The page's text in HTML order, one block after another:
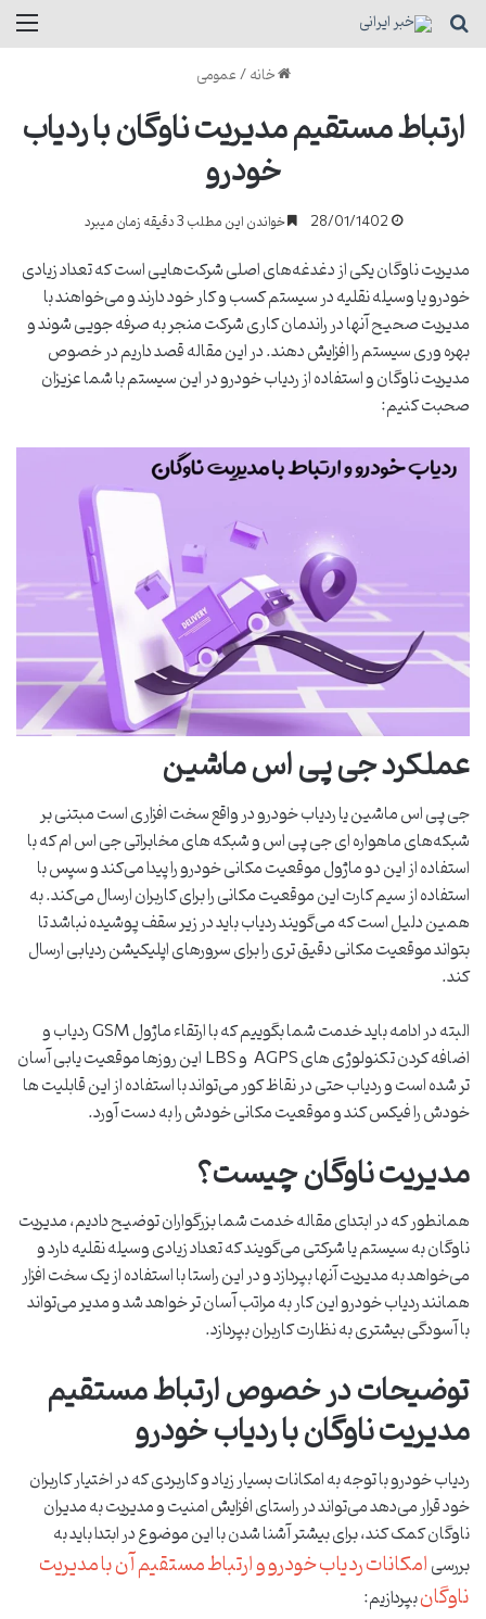
جستجو برای
خانه/عمومی
ارتباط مستقیم مدیریت ناوگان با ردیاب
خودرو
28/01/1402 خواندن این مطلب 3 دقیقه زمان میبرد
مدیریت ناوگان یکی از دغدغه‌های اصلی شرکت‌هایی است که تعداد زیادی
خودرو یا وسیله نقلیه در سیستم کسب و کار خود دارند و می‌خواهند با
مدیریت صحیح آنها در راندمان کاری شرکت منجر به صرفه جویی شوند و
بهره وری سیستم را افزایش دهند. در این مقاله قصد داریم در خصوص
مدیریت ناوگان و استفاده از ردیاب خودرو در این سیستم با شما عزیزان
صحبت کنیم:
عملکرد جی پی اس ماشین
جی پی اس ماشین یا ردیاب خودرو در واقع سخت افزاری است مبتنی بر
شبکه‌های ماهواره ای جی پی اس و شبکه های مخابراتی جی اس ام که با
استفاده از این دو ماژول موقعیت مکانی خودرو را پیدا می‌کند و سپس با
استفاده از سیم کارت این موقعیت مکانی را برای کاربران ارسال می‌کند. به
همین دلیل است که می‌گویند ردیاب باید در زیر سقف پوشیده نباشد تا
بتواند موقعیت مکانی دقیق تری را برای سرورهای اپلیکیشن ردیابی ارسال
کند.
البته در ادامه باید خدمت شما بگوییم که با ارتقاء ماژول GSM ردیاب و
اضافه کردن تکنولوژی های AGPS و LBS این روزها موقعیت یابی آسان
تر شده است و ردیاب حتی در نقاظ کور می‌تواند با استفاده از این قابلیت ها
خودش را فیکس کند و موقعیت مکانی خودش را به دست آورد.
مدیریت ناوگان چیست؟
همانطور که در ابتدای مقاله خدمت شما بزرگواران توضیح دادیم، مدیریت
ناوگان به سیستم یا شرکتی می‌گویند که تعداد زیادی وسیله نقلیه دارد و
می‌‎خواهد به مدیریت آنها بپردازد و در این راستا با استفاده از یک سخت افزار
همانند ردیاب خودرو این کار به مراتب آسان تر خواهد شد و مدیر می‌تواند
با آسودگی بیشتری به نظارت کاربران بپردازد.
توضیحات در خصوص ارتباط مستقیم
مدیریت ناوگان با ردیاب خودرو
ردیاب خودرو با توجه به امکانات بسیار زیاد و کاربردی که در اختیار کاربران
خود قرار می‌دهد می‌تواند در راستای افزایش امنیت و مدیریت به مدیران
ناوگان کمک کند، برای بیشتر آشنا شدن با این موضوع در ابتدا باید به
بررسیامکانات ردیاب خودرو و ارتباط مستقیم آن با مدیریت
ناوگانبپردازیم: